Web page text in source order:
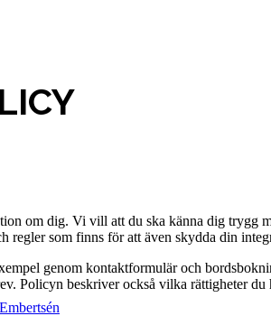
om dig. Vi vill att du ska känna dig trygg
regler som finns för att även skydda din
genom kontaktformulär och
Policyn beskriver också vilka rättigheter